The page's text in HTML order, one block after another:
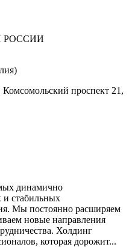
РОССИИ
Комсомольский проспект 21,
динамично
и стабильных
Мы постоянно расширяем
новые направления
Холдинг
которая дорожит...